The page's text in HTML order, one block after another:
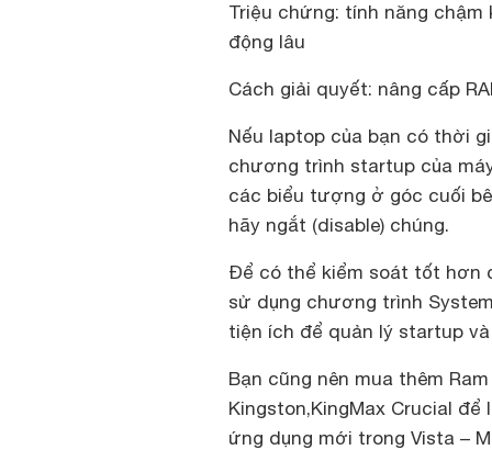
Triệu chứng: tính năng
động lâu
Cách giải quyết: nâng cấp
Nếu laptop của bạn có thời
chương trình startup của
các biểu tượng ở góc cuối
hãy ngắt (disable) chúng.
Để có thể kiểm soát tốt hơn
sử dụng chương trình
tiện ích để quản lý startup
Bạn cũng nên mua thêm
Kingston,KingMax Crucial
ứng dụng mới trong Vista –